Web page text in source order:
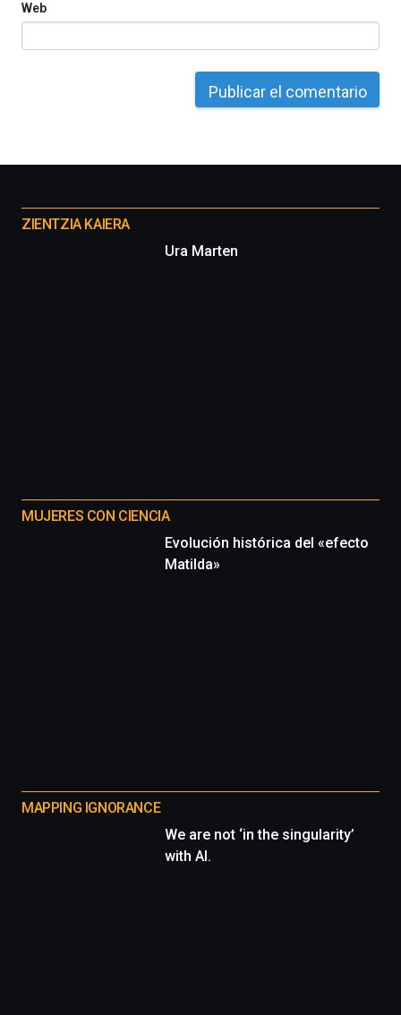
Web
proyectos
ZIENTZIA KAIERA
Ura Marten
MUJERES CON CIENCIA
Evolución histórica del «efecto
Matilda»
MAPPING IGNORANCE
We are not ‘in the singularity’
with AI.